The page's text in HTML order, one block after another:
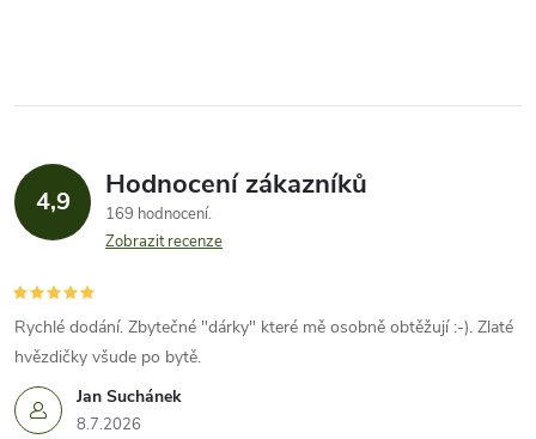
4,9 Hodnocení zákazníků
169 hodnocení
Zobrazit recenze
Jan Suchánek
8.7.2026
Rychlé dodání. Zbytečné "dárky" které mě osobně obtěžují :-). Zlaté
hvězdičky všude po bytě.